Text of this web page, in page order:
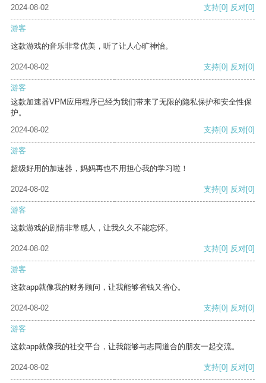
2024-08-02 支持[0] 反对[0]
游客
这款游戏的音乐非常优美，听了让人心旷神怡。
2024-08-02 支持[0] 反对[0]
游客
这款加速器VPM应用程序已经为我们带来了无限的隐私保护和安全性保
护。
2024-08-02
支持[0] 反对[0]
游客
超级好用的加速器，妈妈再也不用担心我的学习啦！
2024-08-02 支持[0] 反对[0]
游客
这款游戏的剧情非常感人，让我久久不能忘怀。
2024-08-02 支持[0] 反对[0]
游客
这款app就像我的财务顾问，让我能够省钱又省心。
2024-08-02 支持[0] 反对[0]
游客
这款app就像我的社交平台，让我能够与志同道合的朋友一起交流。
2024-08-02 支持[0] 反对[0]